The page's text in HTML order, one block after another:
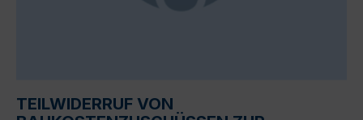
TEILWIDERRUF VON